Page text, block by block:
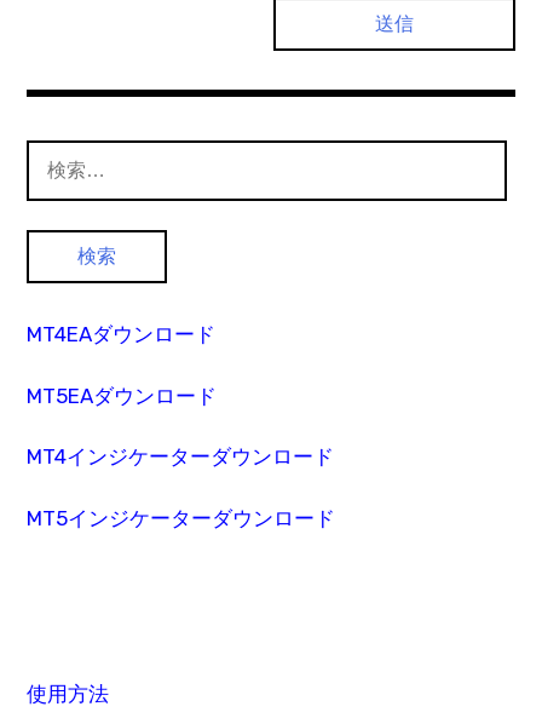
索:
MT4EAダウンロード
MT5EAダウンロード
MT4インジケーターダウンロード
MT5インジケーターダウンロード
使用方法